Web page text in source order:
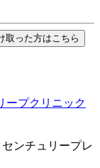
取った方はこちら
ープクリニック
ンチュリープレ